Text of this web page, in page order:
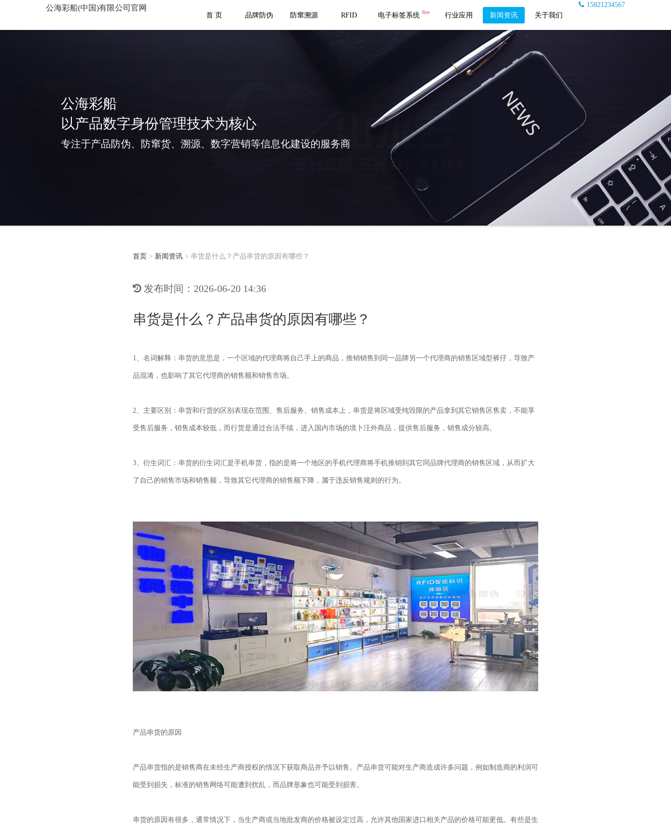
公海彩船(中国)有限公司官网
15821234567
首 页
品牌防伪 防窜溯源 RFID 电子标签系统 New 行业应用 新闻资讯 关于我们
公海彩船
以产品数字身份管理技术为核心
专注于产品防伪、防窜货、溯源、数字营销等信息化建设的服务商
首页 > 新闻资讯 > 串货是什么？产品串货的原因有哪些？
发布时间：2026-06-20 14:36
串货是什么？产品串货的原因有哪些？
1、名词解释：串货的意思是，一个区域的代理商将自己手上的商品，推销销售到同一品牌另一个代理商的销售区域型裤仔，导致产
品混淆，也影响了其它代理商的销售额和销售市场。
2、主要区别：串货和行货的区别表现在范围、售后服务、销售成本上，串货是将区域受纯毁限的产品拿到其它销售区售卖，不能享
受售后服务，销售成本较低，而行货是通过合法手续，进入国内市场的境卜汪外商品，提供售后服务，销售成分较高。
3、衍生词汇：串货的衍生词汇是手机串货，指的是将一个地区的手机代理商将手机推销到其它同品牌代理商的销售区域，从而扩大
了自己的销售市场和销售额，导致其它代理商的销售额下降，属于违反销售规则的行为。
产品串货的原因
产品串货指的是销售商在未经生产商授权的情况下获取商品并予以销售。产品串货可能对生产商造成许多问题，例如制造商的利润可
能受到损失，标准的销售网络可能遭到扰乱，而品牌形象也可能受到损害。
串货的原因有很多，通常情况下，当生产商或当地批发商的价格被设定过高，允许其他国家进口相关产品的价格可能更低。有些是生